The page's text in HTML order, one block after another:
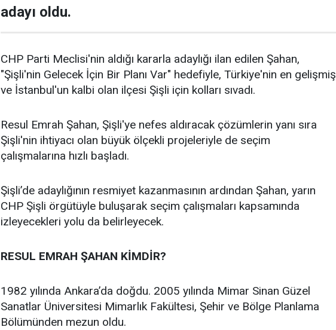
adayı oldu.
CHP Parti Meclisi'nin aldığı kararla adaylığı ilan edilen Şahan,
"Şişli'nin Gelecek İçin Bir Planı Var" hedefiyle, Türkiye'nin en gelişmiş
ve İstanbul'un kalbi olan ilçesi Şişli için kolları sıvadı.
Resul Emrah Şahan, Şişli'ye nefes aldıracak çözümlerin yanı sıra
Şişli'nin ihtiyacı olan büyük ölçekli projeleriyle de seçim
çalışmalarına hızlı başladı.
Şişli’de adaylığının resmiyet kazanmasının ardından Şahan, yarın
CHP Şişli örgütüyle buluşarak seçim çalışmaları kapsamında
izleyecekleri yolu da belirleyecek.
RESUL EMRAH ŞAHAN KİMDİR?
1982 yılında Ankara’da doğdu. 2005 yılında Mimar Sinan Güzel
Sanatlar Üniversitesi Mimarlık Fakültesi, Şehir ve Bölge Planlama
Bölümünden mezun oldu.